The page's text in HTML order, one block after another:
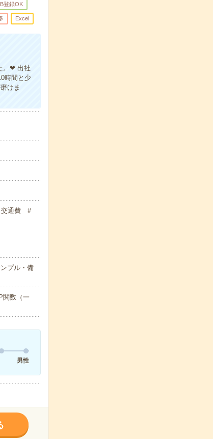
登録OK
Excel
。❤ 出社
時間と少
けま
交通費 #
プル・備
関数（一
男性